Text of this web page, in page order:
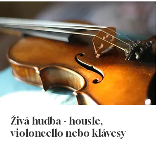
Živá hudba - housle,
violoncello nebo klávesy